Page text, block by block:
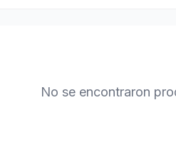
No se encontraron